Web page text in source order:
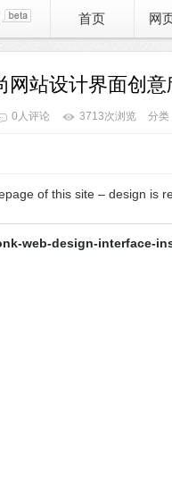
首页 网
网站设计界面创意
0人评论 3713次浏览 分类
of this site – design is